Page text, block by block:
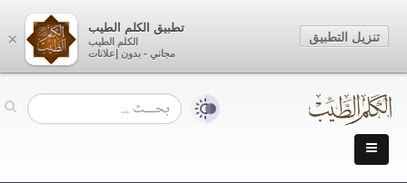
×
تطبيق الكلم الطيب
الكلم الطيب
مجاني - بدون إعلانات
تنزيل التطبيق